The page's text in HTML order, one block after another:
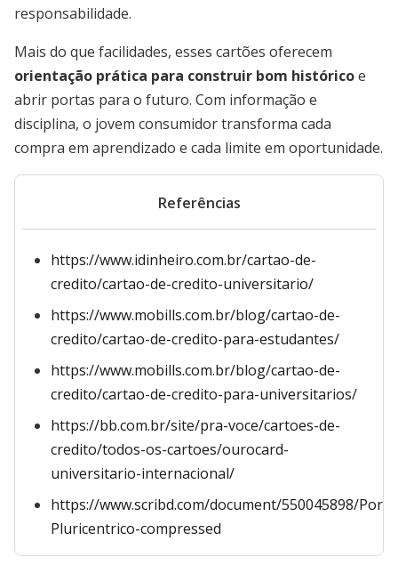
responsabilidade.
Mais do que facilidades, esses cartões oferecem
orientação prática para construir bom históricoe
abrir portas para o futuro. Com informação e
disciplina, o jovem consumidor transforma cada
compra em aprendizado e cada limite em oportunidade.
Referências
https://www.idinheiro.com.br/cartao-de-
credito/cartao-de-credito-universitario/
https://www.mobills.com.br/blog/cartao-de-
credito/cartao-de-credito-para-estudantes/
https://www.mobills.com.br/blog/cartao-de-
credito/cartao-de-credito-para-universitarios/
https://bb.com.br/site/pra-voce/cartoes-de-
credito/todos-os-cartoes/ourocard-
universitario-internacional/
https://www.scribd.com/document/550045898/
Pluricentrico-compressed